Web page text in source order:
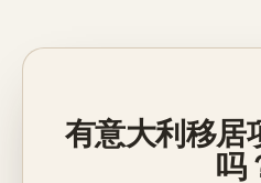
有意大利移居
吗